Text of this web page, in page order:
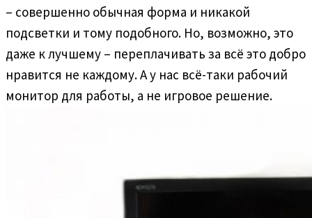
– совершенно обычная форма и никакой
подсветки и тому подобного. Но, возможно, это
даже к лучшему – переплачивать за всё это добро
нравится не каждому. А у нас всё-таки рабочий
монитор для работы, а не игровое решение.